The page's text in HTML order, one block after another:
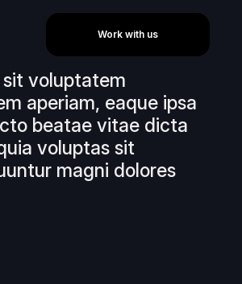
Work with us
sit voluptatem
aperiam, eaque ipsa
beatae vitae dicta
voluptas sit
magni dolores